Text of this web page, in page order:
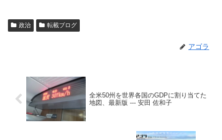
政治 転載ブログ
アゴラ
全米50州を世界各国のGDPに割り当てた
地図、最新版 --- 安田 佐和子